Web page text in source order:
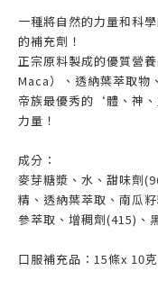
一種將自然的力量和科
的補充劑！
正宗原料製成的優質營
Maca）、透納葉萃取物
帝族最優秀的‘體、神
力量！
成分：
麥芽糖漿、水、甜味劑
精、透納葉萃取、南瓜
參萃取、增稠劑(415)、
口服補充品：15條x 10克